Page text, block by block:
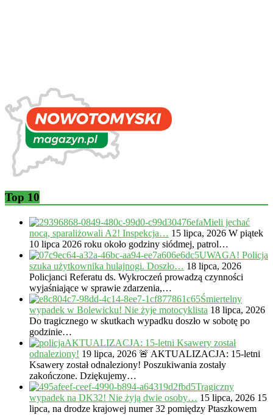
Top 10
Mieli jechać
nocą, sparaliżowali A2! Inspekcja… 15 lipca, 2026 W piątek
10 lipca 2026 roku około godziny siódmej, patrol…
UWAGA! Policja
szuka użytkownika hulajnogi. Doszło… 18 lipca, 2026
Policjanci Referatu ds. Wykroczeń prowadzą czynności
wyjaśniające w sprawie zdarzenia,…
Śmiertelny
wypadek w Bolewicku! Nie żyje motocyklista 18 lipca, 2026
Do tragicznego w skutkach wypadku doszło w sobotę po
godzinie…
AKTUALIZACJA: 15-letni Ksawery został
odnaleziony! 19 lipca, 2026 🚨 AKTUALIZACJA: 15-letni
Ksawery został odnaleziony! Poszukiwania zostały
zakończone. Dziękujemy…
Tragiczny
wypadek na DK32! Nie żyją dwie osoby… 15 lipca, 2026 15
lipca, na drodze krajowej numer 32 pomiędzy Ptaszkowem